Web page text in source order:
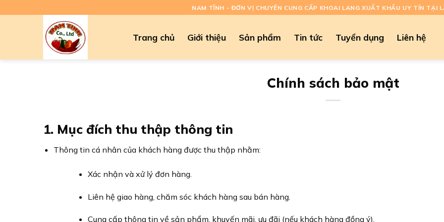
đến
NAM TĨNH - ĐƠN VỊ CHUYÊN CUNG CẤP KHOAI LANG XUẤT KHẨU UY TÍN TẠI
Trang chủ Giới thiệu Sản phẩm Tin tức Tuyển dụng Liên hệ
Chính sách bảo mật
1. Mục đích thu thập thông tin
Thông tin cá nhân của khách hàng được thu thập nhằm:
Xác nhận và xử lý đơn hàng.
Liên hệ giao hàng, chăm sóc khách hàng sau bán hàng.
Cung cấp thông tin về sản phẩm, khuyến mãi, ưu đãi (nếu khách hàng đồng ý).